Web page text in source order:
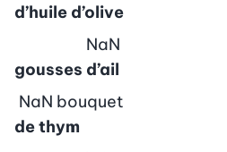
d’huile d’olive
gousses d’ail
NaN
de thym
NaN bouquet